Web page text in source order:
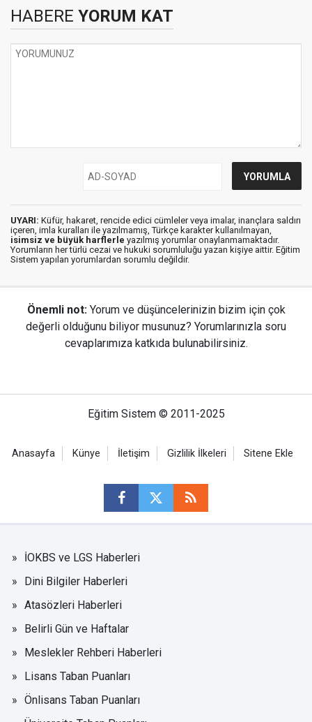
HABERE YORUM KAT
UYARI: Küfür, hakaret, rencide edici cümleler veya imalar, inançlara saldırı
içeren, imla kuralları ile yazılmamış, Türkçe karakter kullanılmayan,
isimsiz ve büyük harflerle yazılmış yorumlar onaylanmamaktadır.
Yorumların her türlü cezai ve hukuki sorumluluğu yazan kişiye aittir. Eğitim
Sistem yapılan yorumlardan sorumlu değildir.
Önemli not: Yorum ve düşüncelerinizin bizim için çok
değerli olduğunu biliyor musunuz? Yorumlarınızla soru
cevaplarımıza katkıda bulunabilirsiniz.
Eğitim Sistem © 2011-2025
Anasayfa Künye İletişim Gizlilik İlkeleri Sitene Ekle
İOKBS ve LGS Haberleri
Dini Bilgiler Haberleri
Atasözleri Haberleri
Belirli Gün ve Haftalar
Meslekler Rehberi Haberleri
Lisans Taban Puanları
Önlisans Taban Puanları